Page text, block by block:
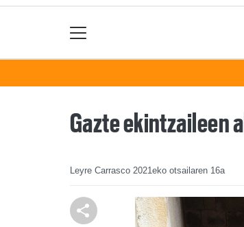
Gazte ekintzaileen
Leyre Carrasco 2021eko otsailaren 16a